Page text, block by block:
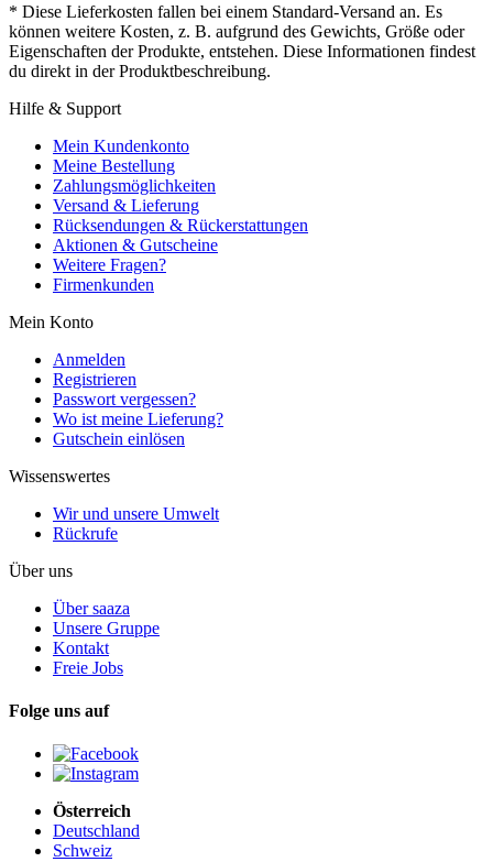
* Diese Lieferkosten fallen bei einem Standard-Versand an. Es
können weitere Kosten, z. B. aufgrund des Gewichts, Größe oder
Eigenschaften der Produkte, entstehen. Diese Informationen findest
du direkt in der Produktbeschreibung.
Hilfe & Support
Mein Kundenkonto
Meine Bestellung
Zahlungsmöglichkeiten
Versand & Lieferung
Rücksendungen & Rückerstattungen
Aktionen & Gutscheine
Weitere Fragen?
Firmenkunden
Mein Konto
Anmelden
Registrieren
Passwort vergessen?
Wo ist meine Lieferung?
Gutschein einlösen
Wissenswertes
Wir und unsere Umwelt
Rückrufe
Über uns
Über saaza
Unsere Gruppe
Kontakt
Freie Jobs
Folge uns auf
Österreich
Deutschland
Schweiz